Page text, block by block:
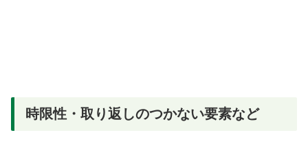
時限性・取り返しのつかない要素など